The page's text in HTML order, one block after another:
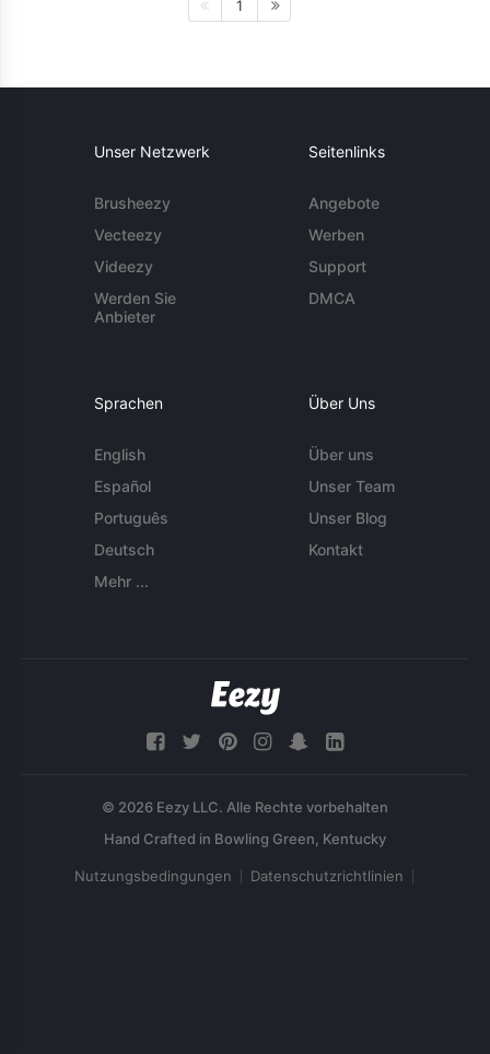
1
Unser Netzwerk
Brusheezy
Vecteezy
Videezy
Werden Sie
Anbieter
Seitenlinks
Angebote
Werben
Support
DMCA
Sprachen
English
Español
Português
Deutsch
Mehr ...
Über Uns
Über uns
Unser Team
Unser Blog
Kontakt
© 2026 Eezy LLC. Alle Rechte vorbehalten
Nutzungsbedingungen Datenschutzrichtlinien